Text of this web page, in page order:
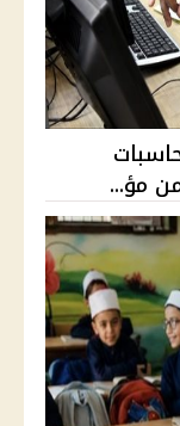
الحاسبات
مؤ...